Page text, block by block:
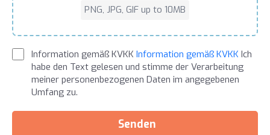
PNG, JPG, GIF up to 10MB
Information gemäß KVKK Information gemäß KVKK Ich
habe den Text gelesen und stimme der Verarbeitung
meiner personenbezogenen Daten im angegebenen
Umfang zu.
Senden